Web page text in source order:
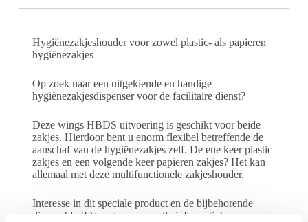
Hygiënezakjeshouder voor zowel plastic- als papieren
hygiënezakjes
Op zoek naar een uitgekiende en handige
hygiënezakjesdispenser voor de facilitaire dienst?
Deze wings HBDS uitvoering is geschikt voor beide
zakjes. Hierdoor bent u enorm flexibel betreffende de
aanschaf van de hygiënezakjes zelf. De ene keer plastic
zakjes en een volgende keer papieren zakjes? Het kan
allemaal met deze multifunctionele zakjeshouder.
Interesse in dit speciale product en de bijbehorende
disposables? Vraag ons naar alle informatie!